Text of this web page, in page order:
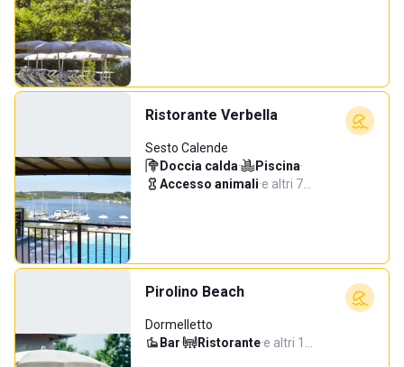
Ristorante Verbella
Sesto Calende
Doccia calda· Piscina·
Accesso animali·e altri 7…
Pirolino Beach
Dormelletto
Bar· Ristorante·e altri 1…